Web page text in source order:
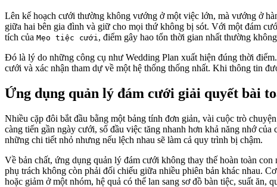
Lên kế hoạch cưới thường không vướng ở một việc lớn, mà vướng ở
giữa hai bên gia đình và giữ cho mọi thứ không bị sót. Với một đám
tích của Mẹo tiệc cưới , điểm gây hao tổn thời gian nhất thường
Đó là lý do những công cụ như Wedding Plan xuất hiện đúng thời
cưới và xác nhận tham dự về một hệ thống thống nhất. Khi thông tin
Ứng dụng quản lý đám cưới giải quyết bài
Nhiều cặp đôi bắt đầu bằng một bảng tính đơn giản, vài cuộc trò
càng tiến gần ngày cưới, số đầu việc tăng nhanh hơn khả năng nhớ
những chi tiết nhỏ nhưng nếu lệch nhau sẽ làm cả quy trình bị chậm.
Về bản chất, ứng dụng quản lý đám cưới không thay thế hoàn toàn
phụ trách không còn phải đối chiếu giữa nhiều phiên bản khác nhau.
hoặc giảm ở một nhóm, hệ quả có thể lan sang sơ đồ bàn tiệc, suất ăn,